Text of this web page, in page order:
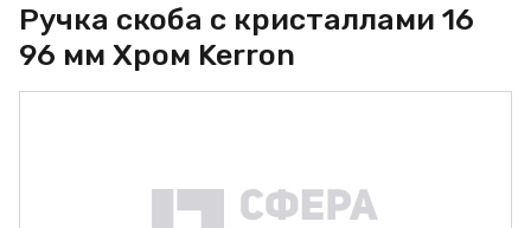
Ручка скоба с кристаллами 16
96 мм Хром Kerron